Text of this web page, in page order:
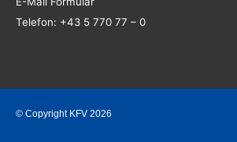
Telefon: +43 5 770 77 – 0
© Copyright KFV 2026